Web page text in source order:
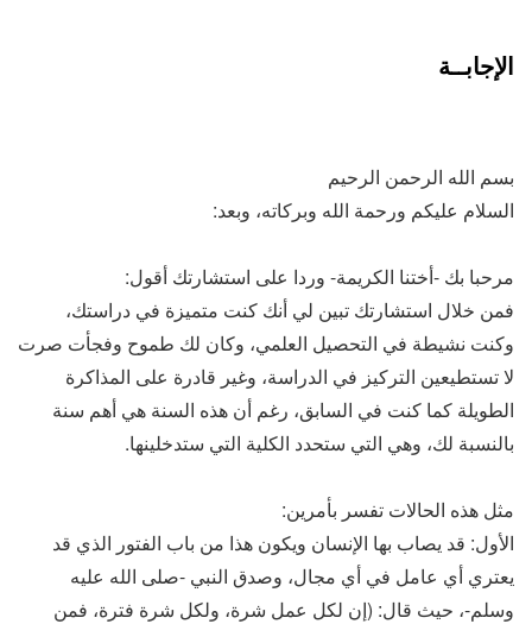
الإجابــة
بسم الله الرحمن الرحيم
السلام عليكم ورحمة الله وبركاته، وبعد:
مرحبا بك -أختنا الكريمة- وردا على استشارتك أقول:
فمن خلال استشارتك تبين لي أنك كنت متميزة في دراستك،
وكنت نشيطة في التحصيل العلمي، وكان لك طموح وفجأت صرت
لا تستطيعين التركيز في الدراسة، وغير قادرة على المذاكرة
الطويلة كما كنت في السابق، رغم أن هذه السنة هي أهم سنة
بالنسبة لك، وهي التي ستحدد الكلية التي ستدخلينها.
مثل هذه الحالات تفسر بأمرين:
الأول: قد يصاب بها الإنسان ويكون هذا من باب الفتور الذي قد
يعتري أي عامل في أي مجال، وصدق النبي -صلى الله عليه
وسلم-، حيث قال: (إن لكل عمل شرة، ولكل شرة فترة، فمن